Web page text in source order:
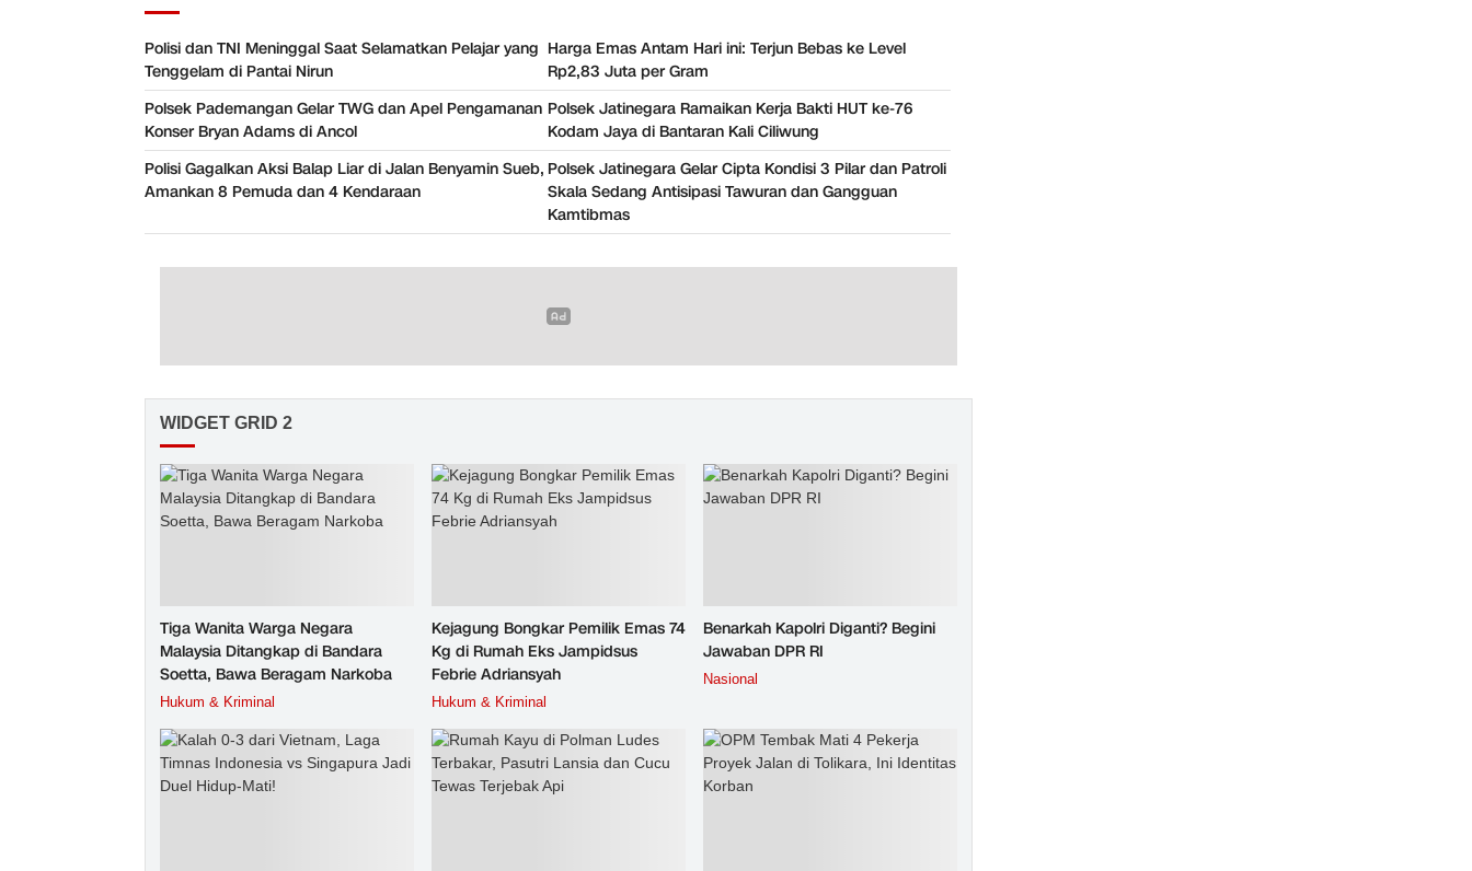
Polisi dan TNI Meninggal Saat Selamatkan Pelajar yang
Tenggelam di Pantai Nirun
Harga Emas Antam Hari ini: Terjun Bebas ke Level
Rp2,83 Juta per Gram
Polsek Pademangan Gelar TWG dan Apel Pengamanan
Konser Bryan Adams di Ancol
Polsek Jatinegara Ramaikan Kerja Bakti HUT ke-76
Kodam Jaya di Bantaran Kali Ciliwung
Polisi Gagalkan Aksi Balap Liar di Jalan Benyamin Sueb,
Amankan 8 Pemuda dan 4 Kendaraan
Polsek Jatinegara Gelar Cipta Kondisi 3 Pilar dan Patroli
Skala Sedang Antisipasi Tawuran dan Gangguan
Kamtibmas
WIDGET GRID 2
Tiga Wanita Warga Negara
Malaysia Ditangkap di Bandara
Soetta, Bawa Beragam Narkoba
Hukum & Kriminal
Kejagung Bongkar Pemilik Emas 74
Kg di Rumah Eks Jampidsus
Febrie Adriansyah
Hukum & Kriminal
Benarkah Kapolri Diganti? Begini
Jawaban DPR RI
Nasional